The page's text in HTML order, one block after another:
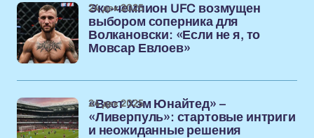
Экс-чемпион UFC возмущен
выбором соперника для
Волкановски: «Если не я, то
Мовсар Евлоев»
24 дек 2025
«Вест Хэм Юнайтед» –
«Ливерпуль»: стартовые интриги
и неожиданные решения
24 дек 2025